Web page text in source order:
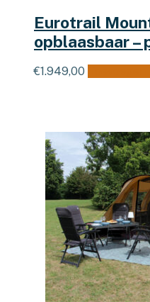
Eurotrail
opblaasbaar –
€1.949,00